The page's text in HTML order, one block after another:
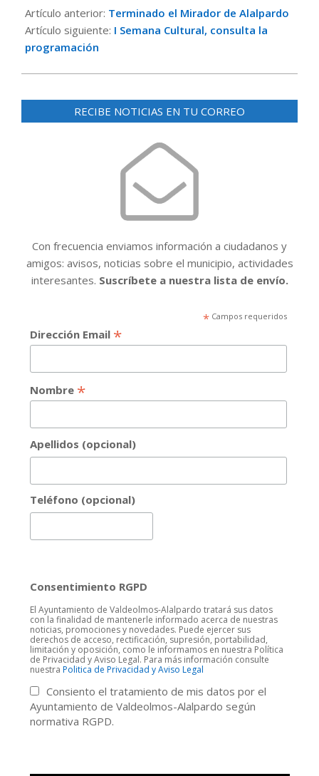
03-
03
Artículo anterior: Terminado el Mirador de Alalpardo
Artículo siguiente: I Semana Cultural, consulta la
programación
RECIBE NOTICIAS EN TU CORREO
Con frecuencia enviamos información a ciudadanos y
amigos: avisos, noticias sobre el municipio, actividades
interesantes. Suscríbete a nuestra lista de envío.
*Campos requeridos
Dirección Email *
Nombre *
Apellidos (opcional)
Teléfono (opcional)
Consentimiento RGPD
El Ayuntamiento de Valdeolmos-Alalpardo tratará sus datos
con la finalidad de mantenerle informado acerca de nuestras
noticias, promociones y novedades. Puede ejercer sus
derechos de acceso, rectificación, supresión, portabilidad,
limitación y oposición, como le informamos en nuestra Política
de Privacidad y Aviso Legal. Para más información consulte
nuestra Politica de Privacidad y Aviso Legal
Consiento el tratamiento de mis datos por el
Ayuntamiento de Valdeolmos-Alalpardo según
normativa RGPD.